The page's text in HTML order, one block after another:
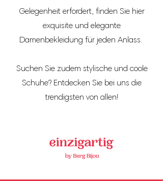
Gelegenheit erfordert, finden Sie hier
exquisite und elegante
Damenbekleidung für jeden Anlass.
Suchen Sie zudem stylische und coole
Schuhe? Entdecken Sie bei uns die
trendigsten von allen!